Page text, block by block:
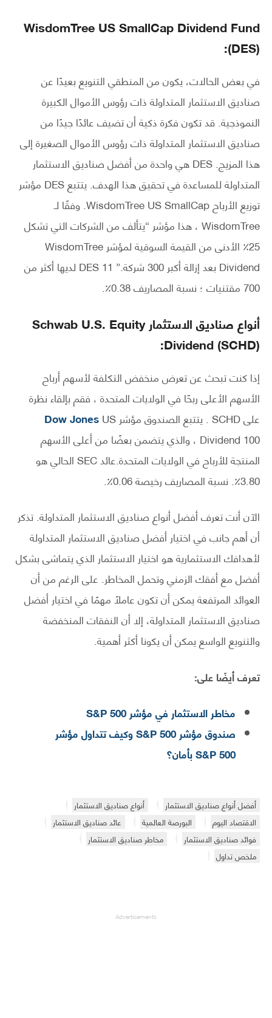
WisdomTree US SmallCap Dividend Fund
(DES):
في بعض الحالات، يكون من المنطقي التنويع بعيدًا عن
صناديق الاستثمار المتداولة ذات رؤوس الأموال الكبيرة
النموذجية. قد تكون فكرة ذكية أن تضيف عائدًا جيدًا من
صناديق الاستثمار المتداولة ذات رؤوس الأموال الصغيرة إلى
هذا المزيج. DES هي واحدة من أفضل صناديق الاستثمار
المتداولة للمساعدة في تحقيق هذا الهدف. يتتبع DES مؤشر
توزيع الأرباح WisdomTree US SmallCap. وفقًا لـ
WisdomTree ، هذا مؤشر “يتألف من الشركات التي تشكل
25٪ الأدنى من القيمة السوقية لمؤشر WisdomTree
Dividend بعد إزالة أكبر 300 شركة.” 11 DES لديها أكثر من
700 مقتنيات ؛ نسبة المصاريف 0.38٪.
أنواع صناديق الاستثمار Schwab U.S. Equity
Dividend (SCHD):
إذا كنت تبحث عن تعرض منخفض التكلفة لأسهم أرباح
الأسهم الأعلى ربحًا في الولايات المتحدة ، فقم بإلقاء نظرة
على SCHD . يتتبع الصندوق مؤشر
Dow ​​JonesUS
Dividend 100 ، والذي يتضمن بعضًا من أعلى الأسهم
المنتجة للأرباح في الولايات المتحدة.عائد SEC الحالي هو
3.80٪. نسبة المصاريف رخيصة 0.06٪.
الآن أنت تعرف أفضل أنواع صناديق الاستثمار المتداولة. تذكر
أن أهم جانب في اختيار أفضل صناديق الاستثمار المتداولة
لأهدافك الاستثمارية هو اختيار الاستثمار الذي يتماشى بشكل
أفضل مع أفقك الزمني وتحمل المخاطر. على الرغم من أن
العوائد المرتفعة يمكن أن تكون عاملاً مهمًا في اختيار أفضل
صناديق الاستثمار المتداولة، إلا أن النفقات المنخفضة
والتنويع الواسع يمكن أن يكونا أكثر أهمية.
تعرف أيضًا على:
مخاطر الاستثمار في مؤشر S&P 500
صندوق مؤشر S&P 500 وكيف تتداول مؤشر
S&P 500 بأمان؟
أفضل أنواع صناديق الاستثمار
أنواع صناديق الاستثمار
الاقتصاد اليوم
البورصة العالمية
عائد صناديق الاستثمار
فوائد صناديق الاستثمار
مخاطر صناديق الاستثمار
ملخص تداول
Advertisements